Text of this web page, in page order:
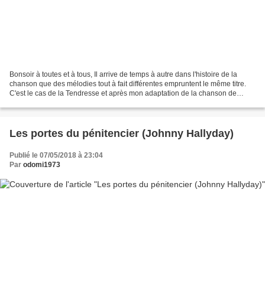
Bonsoir à toutes et à tous, Il arrive de temps à autre dans l'histoire de la
chanson que des mélodies tout à fait différentes empruntent le même titre.
C'est le cas de la Tendresse et après mon adaptation de la chanson de
Les portes du pénitencier (Johnny Hallyday)
Publié le 07/05/2018 à 23:04
Par odomi1973